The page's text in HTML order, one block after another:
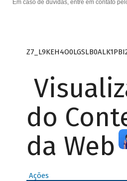
Em caso de dúvidas, entre em contato
do
da Web
Ações